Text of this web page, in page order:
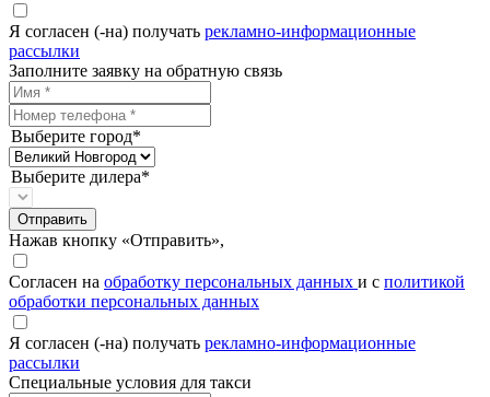
Я согласен (-на) получать рекламно-информационные
рассылки
Заполните заявку на обратную связь
Выберите город*
Выберите дилера*
Отправить
Нажав кнопку «Отправить»,
Согласен на обработку персональных данных и с политикой
обработки персональных данных
Я согласен (-на) получать рекламно-информационные
рассылки
Специальные условия для такси